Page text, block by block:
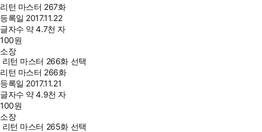
리턴 마스터 267화
등록일 2017.11.22
글자수 약 4.7천 자
100원
소장
리턴 마스터 266화 선택
리턴 마스터 266화
등록일 2017.11.21
글자수 약 4.9천 자
100원
소장
리턴 마스터 265화 선택